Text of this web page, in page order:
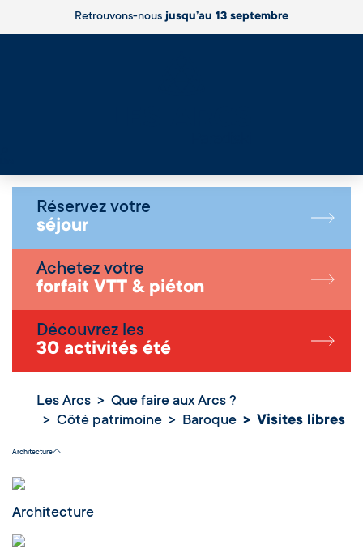
Retrouvons-nousjusqu’au 13 septembre
Réservez votre
séjour
Achetez votre
forfait VTT & piéton
Découvrez les
30 activités été
Les Arcs
Que faire aux Arcs ?
Côté patrimoine
Baroque Visites libres
Visites libres
Architecture
Architecture